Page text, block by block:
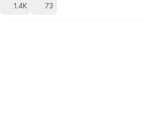
1.4K 73